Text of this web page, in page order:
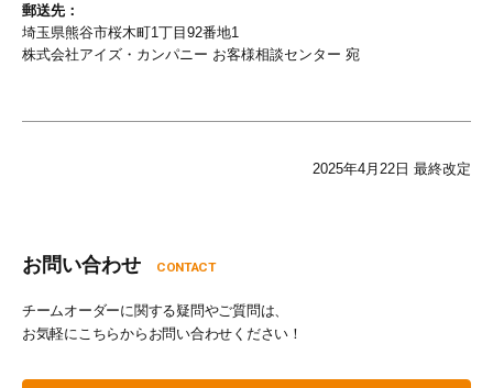
郵送先：
埼玉県熊谷市桜木町1丁目92番地1
株式会社アイズ・カンパニー お客様相談センター 宛
2025年4月22日 最終改定
お問い合わせ CONTACT
チームオーダーに関する疑問やご質問は、
お気軽にこちらからお問い合わせください！